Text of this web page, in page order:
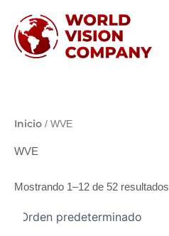
contenido
Inicio / WVE
WVE
Mostrando 1–12 de 52 resultados